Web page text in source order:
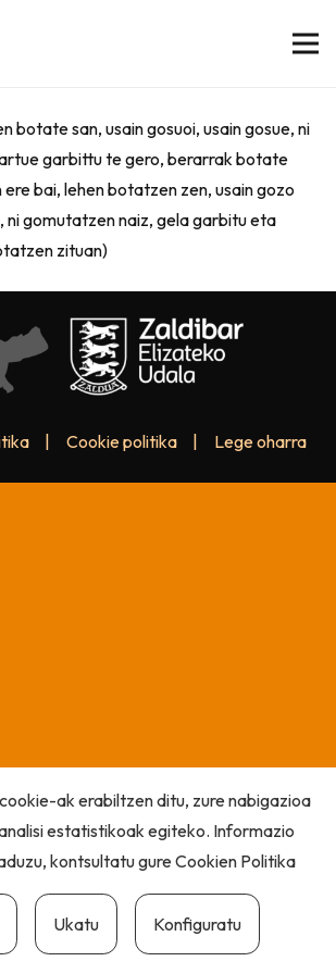
botate san, usain gosuoi, usain gosue, ni
garbittu te gero, berarrak botate
ere bai, lehen botatzen zen, usain gozo
ni gomutatzen naiz, gela garbitu eta
zituan)
Cookie politika Lege oharra
ak erabiltzen ditu, zure nabigazioa
estatistikoak egiteko. Informazio
kontsultatu gureCookien Politika
Ukatu Konfiguratu